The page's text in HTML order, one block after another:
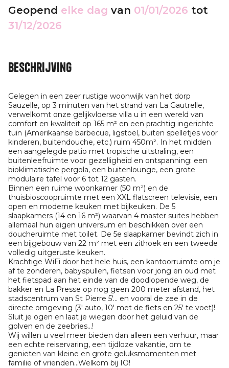
Geopend elke dag van 01/01/2026 tot
31/12/2026
Beschrijving
Gelegen in een zeer rustige woonwijk van het dorp
Sauzelle, op 3 minuten van het strand van La Gautrelle,
verwelkomt onze gelijkvloerse villa u in een wereld van
comfort en kwaliteit op 165 m² en een prachtig ingerichte
tuin (Amerikaanse barbecue, ligstoel, buiten spelletjes voor
kinderen, buitendouche, etc.) ruim 450m². In het midden
een aangelegde patio met tropische uitstraling, een
buitenleefruimte voor gezelligheid en ontspanning: een
bioklimatische pergola, een buitenlounge, een grote
modulaire tafel voor 6 tot 12 gasten.
Binnen een ruime woonkamer (50 m²) en de
thuisbioscoopruimte met een XXL flatscreen televisie, een
open en moderne keuken met bijkeuken. De 5
slaapkamers (14 en 16 m²) waarvan 4 master suites hebben
allemaal hun eigen universum en beschikken over een
doucheruimte met toilet. De 5e slaapkamer bevindt zich in
een bijgebouw van 22 m² met een zithoek en een tweede
volledig uitgeruste keuken.
Krachtige WiFi door het hele huis, een kantoorruimte om je
af te zonderen, babyspullen, fietsen voor jong en oud met
het fietspad aan het einde van de doodlopende weg, de
bakker en La Presse op nog geen 200 meter afstand, het
stadscentrum van St Pierre 5'... en vooral de zee in de
directe omgeving (3' auto, 10' met de fiets en 25' te voet)!
Sluit je ogen en laat je wiegen door het geluid van de
golven en de zeebries...!
Wij willen u veel meer bieden dan alleen een verhuur, maar
een echte reiservaring, een tijdloze vakantie, om te
genieten van kleine en grote geluksmomenten met
familie of vrienden...Welkom bij IO!